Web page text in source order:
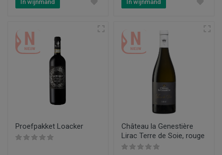
In wijnmand In wijnmand
Proefpakket Loacker
Château la Genestière
Lirac Terre de Soie, rouge